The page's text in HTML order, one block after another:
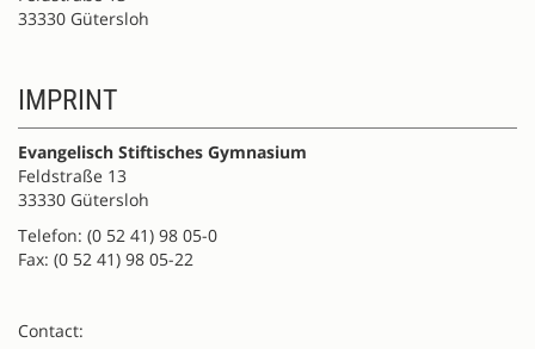
33330 Gütersloh
IMPRINT
Evangelisch Stiftisches Gymnasium
Feldstraße 13
33330 Gütersloh
Telefon: (0 52 41) 98 05-0
Fax: (0 52 41) 98 05-22
Contact: